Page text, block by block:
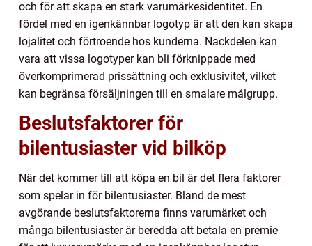
och för att skapa en stark varumärkesidentitet. En
fördel med en igenkännbar logotyp är att den kan skapa
lojalitet och förtroende hos kunderna. Nackdelen kan
vara att vissa logotyper kan bli förknippade med
överkomprimerad prissättning och exklusivitet, vilket
kan begränsa försäljningen till en smalare målgrupp.
Beslutsfaktorer för
bilentusiaster vid bilköp
När det kommer till att köpa en bil är det flera faktorer
som spelar in för bilentusiaster. Bland de mest
avgörande beslutsfaktorerna finns varumärket och
många bilentusiaster är beredda att betala en premie